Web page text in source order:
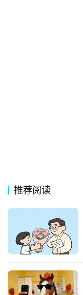
常
贺
网
热
词
登录
推荐阅读